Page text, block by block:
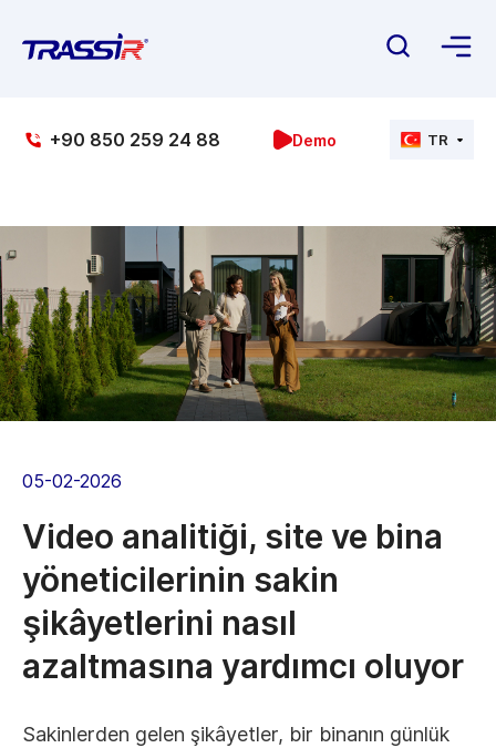
+90 850 259 24 88 Demo TR
05-02-2026
Video analitiği, site ve bina
yöneticilerinin sakin
şikâyetlerini nasıl
azaltmasına yardımcı oluyor
Sakinlerden gelen şikâyetler, bir binanın günlük